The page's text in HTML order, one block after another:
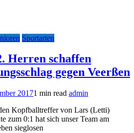
Sportarten
Herren schaffen
gegen Veerßen
20171 min read admin
Kopfballtreffer von Lars (Letti)
zum 0:1 hat sich unser Team am
sieglosen